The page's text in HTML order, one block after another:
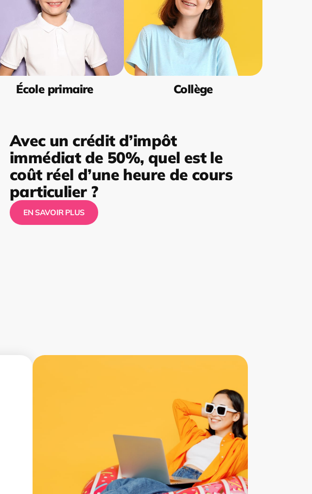
École primaire Collège
Avec un crédit d’impôt
immédiat de 50%, quel est le
coût réel d’une heure de cours
particulier ?
EN SAVOIR PLUS